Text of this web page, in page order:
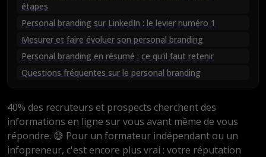
étapes
Personal branding sur LinkedIn : le levier numéro 1
Mesurer et faire évoluer son personal branding
Personal branding en résumé : ce qu'il faut retenir
Questions fréquentes sur le personal branding
40% des recruteurs et prospects cherchent des
informations en ligne sur vous avant même de vous
répondre. 😅 Pour un formateur indépendant ou un
infopreneur, c'est encore plus vrai : votre réputation